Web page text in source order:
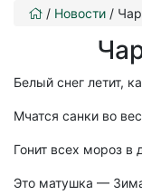
/ Новости /
Белый снег летит,
Мчатся санки во
Гонит всех мороз
Это матушка —